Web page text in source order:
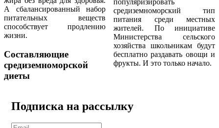
А сбалансированный набор
питательных веществ
способствует продлению
жизни.
Составляющие
средиземноморской
диеты
средиземноморский тип
питания среди местных
жителей. По инициативе
Министерства сельского
хозяйства школьникам будут
бесплатно раздавать овощи и
фрукты. И это только начало.
Подписка на рассылку